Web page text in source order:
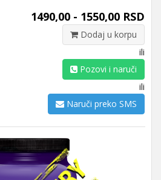
1490,00 - 1550,00 RSD
Dodaj u korpu
ili
Pozovi i naruči
ili
Naruči preko SMS